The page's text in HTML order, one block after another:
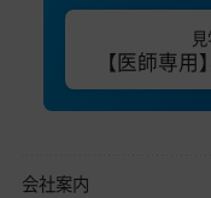
【医師専
会社案内